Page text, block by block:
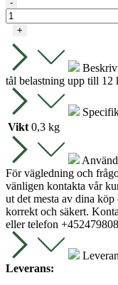
Roll
(inklusive
mängd
-
+
tål belastning upp till 12
Vikt 0,3 kg
För vägledning och
vänligen kontakta vår
ut det mesta av dina
korrekt och säkert.
eller telefon
Leverans: